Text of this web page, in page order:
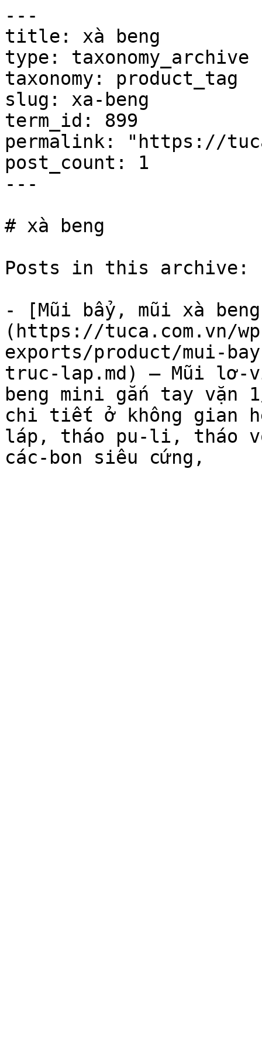
---
title: xà beng
type: taxonomy_archive
taxonomy: product_tag
slug: xa-beng
term_id: 899
permalink: "https://
post_count: 1
---
# xà beng
Posts in this archive:
- [Mũi bẩy, mũi xà
(https://tuca.com.vn/
exports/product/mui-
truc-lap.md) — Mũi
beng mini gắn tay
chi tiết ở không gian
láp, tháo pu-li, tháo